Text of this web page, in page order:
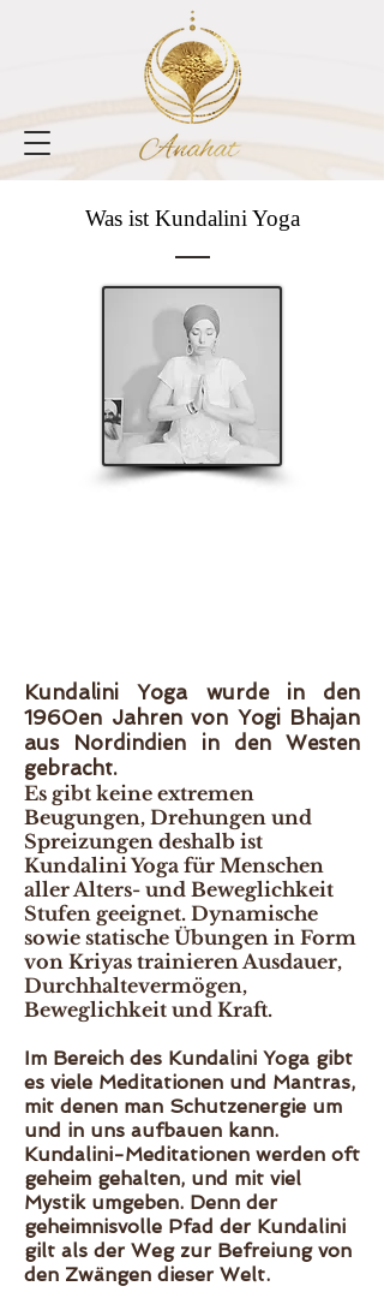
Was ist Kundalini Yoga
Kundalini Yoga wurde in den
1960en Jahren von Yogi Bhajan
aus Nordindien in den Westen
gebracht.
Es gibt keine extremen
Beugungen, Drehungen und
Spreizungen deshalb ist
Kundalini Yoga für Menschen
aller Alters- und Beweglichkeit
Stufen geeignet. Dynamische
sowie statische Übungen in Form
von Kriyas trainieren Ausdauer,
Durchhaltevermögen,
Beweglichkeit und Kraft.
Im Bereich des Kundalini Yoga gibt
es viele Meditationen und Mantras,
mit denen man Schutzenergie um
und in uns aufbauen kann.
Kundalini-Meditationen werden oft
geheim gehalten, und mit viel
Mystik umgeben. Denn der
geheimnisvolle Pfad der Kundalini
gilt als der Weg zur Befreiung von
den Zwängen dieser Welt.